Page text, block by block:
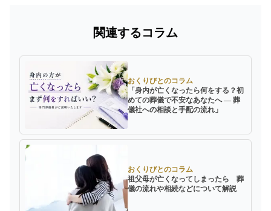
関連するコラム
おくりびとのコラム
「身内が亡くなったら何をする？初
めての葬儀で不安なあなたへ ― 葬
儀社への相談と手配の流れ」
おくりびとのコラム
祖父母が亡くなってしまったら 葬
儀の流れや相続などについて解説